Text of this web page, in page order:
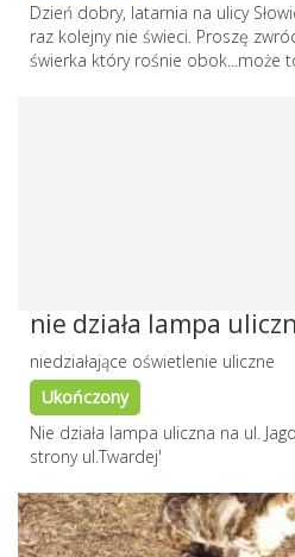
Dzień dobry, latarnia na ulicy
raz kolejny nie świeci. Proszę
świerka który rośnie obok...może
nie działa lampa
niedziałające oświetlenie uliczne
Ukończony
Nie działa lampa uliczna na ul.
strony ul.Twardej'